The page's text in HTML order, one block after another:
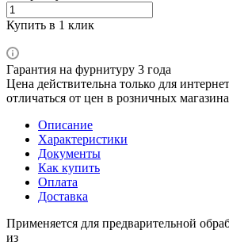
Купить в 1 клик
Гарантия на фурнитуру 3 года
Цена действительна только для
отличаться от цен в розничных
Описание
Характеристики
Документы
Как купить
Оплата
Доставка
Применяется для предварительной
из